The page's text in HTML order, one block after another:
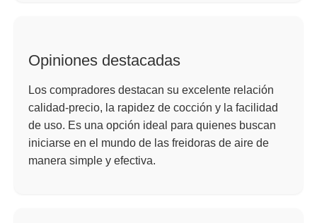
Opiniones destacadas
Los compradores destacan su excelente relación
calidad-precio, la rapidez de cocción y la facilidad
de uso. Es una opción ideal para quienes buscan
iniciarse en el mundo de las freidoras de aire de
manera simple y efectiva.